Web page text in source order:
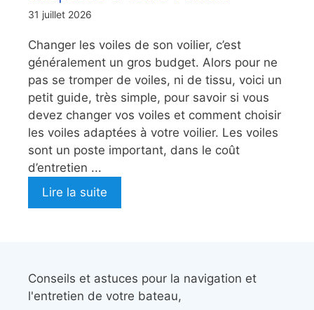
31 juillet 2026
Changer les voiles de son voilier, c’est
généralement un gros budget. Alors pour ne
pas se tromper de voiles, ni de tissu, voici un
petit guide, très simple, pour savoir si vous
devez changer vos voiles et comment choisir
les voiles adaptées à votre voilier. Les voiles
sont un poste important, dans le coût
d’entretien ...
Lire la suite
Conseils et astuces pour la navigation et
l'entretien de votre bateau,